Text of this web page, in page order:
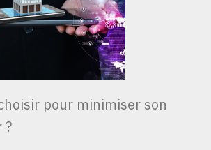
pour minimiser son
?